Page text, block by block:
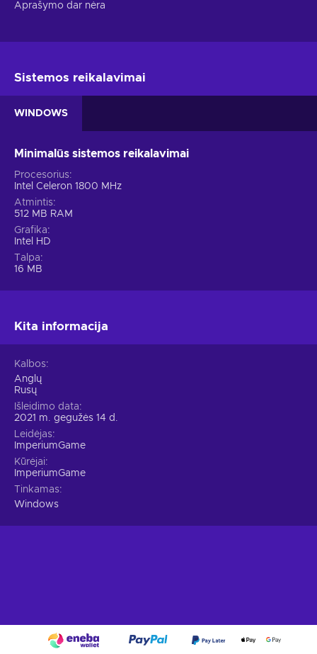
Aprašymo dar nėra
Sistemos reikalavimai
WINDOWS
Minimalūs sistemos reikalavimai
Procesorius
Intel Celeron 1800 MHz
Atmintis
512 MB RAM
Grafika
Intel HD
Talpa
16 MB
Kita informacija
Kalbos
Anglų
Rusų
Išleidimo data
2021 m. gegužės 14 d.
Leidėjas
ImperiumGame
Kūrėjai
ImperiumGame
Tinkamas
Windows